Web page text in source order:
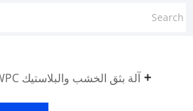
آلة بثق الخشب والبلاستيك WPC